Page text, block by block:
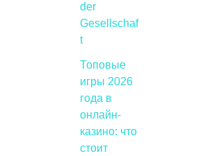
der
Gesellschaf
t
Топовые
игры 2026
года в
онлайн-
казино: что
стоит